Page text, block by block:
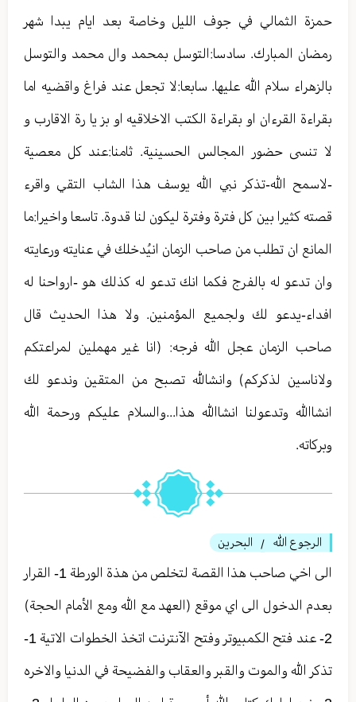
حمزة الثمالي في جوف الليل وخاصة بعد ايام يبدا شهر
رمضان المبارك. سادسا:التوسل بمحمد وال محمد والتوسل
بالزهراء سلام الله عليها. سابعا:لا تجعل عند فراغ واقضيه اما
بقراءة القرءان او بقراءة الكتب الاخلاقيه او بز يا رة الاقارب و
لا تنسى حضور المجالس الحسينية. ثامنا:عند كل معصية
-لاسمح الله-تذكر نبي الله يوسف هذا الشاب التقي واقرء
قصته كثيرا بين كل فترة وفترة ليكون لنا قدوة. تاسعا واخيرا:ما
المانع ان تطلب من صاحب الزمان انيُدخلك في عنايته ورعايته
وان تدعو له بالفرج فكما انك تدعو له كذلك هو -ارواحنا له
افداء-يدعو لك ولجميع المؤمنين. ولا هذا الحديث قال
صاحب الزمان عجل الله فرجه: (انا غير مهملين لمراعتكم
ولاناسين لذكركم) وانشالله تصبح من المتقين وندعو لك
انشاالله وتدعولنا انشاالله هذا...والسلام عليكم ورحمة الله
وبركاته.
الرجوع الله / البحرين
الى اخي صاحب هذا القصة لتخلص من هذة الورطة 1- القرار
بعدم الدخول الى اي موقع (العهد مع الله ومع الأمام الحجة)
2- عند فتح الكمبيوتر وفتح الآنترنت اتخذ الخطوات الاتية 1-
تذكر الله والموت والقبر والعقاب والفضيحة في الدنيا والاخره